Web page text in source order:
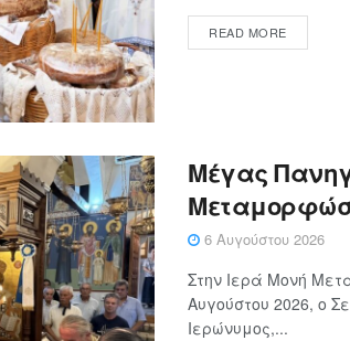
READ MORE
Μέγας
6 Αυγούστου 2026
Στην Ιερά Μονή
Αυγούστου 2026, ο
Ιερώνυμος,...